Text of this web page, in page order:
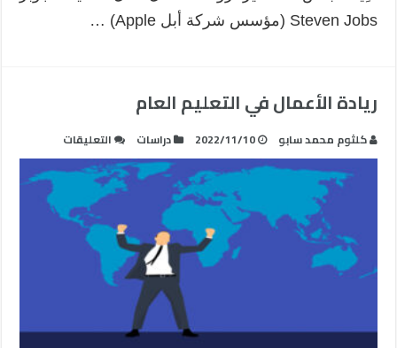
Steven Jobs (مؤسس شركة أبل Apple) …
ريادة الأعمال في التعليم العام
كلثوم محمد سابو 2022/11/10 دراسات التعليقات
ريادة
الأعمال
في
التعليم